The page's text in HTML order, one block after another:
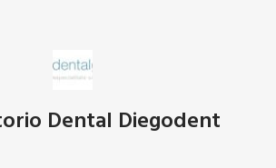
Dental Diegodent